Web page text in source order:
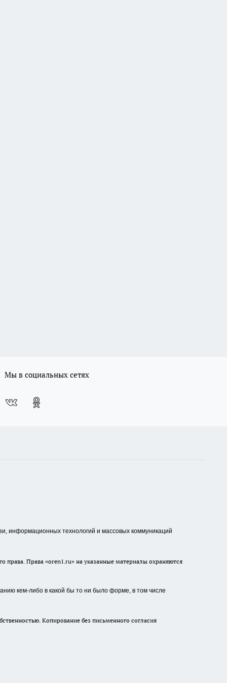
Мы в социальных сетях
информационных технологий и массовых коммуникаций
Права «oren1.ru» на указанные материалы охраняются
кем-либо в какой бы то ни было форме, в том числе
Копирование без письменного согласия